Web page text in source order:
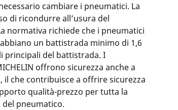
cambiare i pneumatici. La
di ricondurre all’usura del
normativa richiede che i pneumatici
un battistrada minimo di 1,6
principali del battistrada. I
offrono sicurezza anche a
il che contribuisce a offrire sicurezza
qualità-prezzo per tutta la
pneumatico.